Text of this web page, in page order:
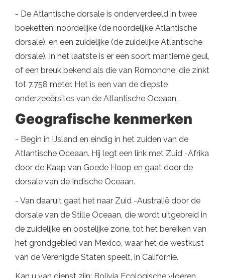
- De Atlantische dorsale is onderverdeeld in twee
boeketten: noordelijke (de noordelijke Atlantische
dorsale), en een zuidelijke (de zuidelijke Atlantische
dorsale). In het laatste is er een soort maritieme geul,
of een breuk bekend als die van Romonche, die zinkt
tot 7.758 meter. Het is een van de diepste
onderzeeërsites van de Atlantische Oceaan.
Geografische kenmerken
- Begin in IJsland en eindig in het zuiden van de
Atlantische Oceaan. Hij legt een link met Zuid -Afrika
door de Kaap van Goede Hoop en gaat door de
dorsale van de Indische Oceaan.
- Van daaruit gaat het naar Zuid -Australië door de
dorsale van de Stille Oceaan, die wordt uitgebreid in
de zuidelijke en oostelijke zone, tot het bereiken van
het grondgebied van Mexico, waar het de westkust
van de Verenigde Staten speelt, in Californië.